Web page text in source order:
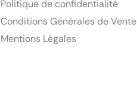
Politique de confidentialité
Conditions Générales de Vente
Mentions Légales